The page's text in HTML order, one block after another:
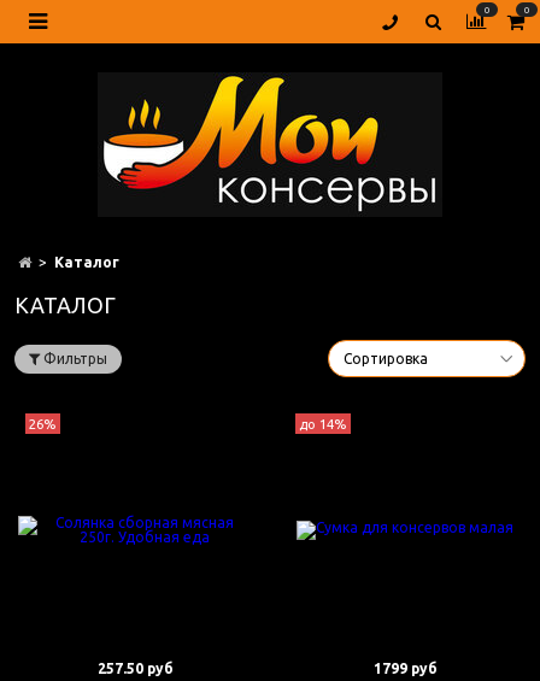
0 0
Каталог
КАТАЛОГ
Фильтры
26%
257.50 руб
до 14%
1799 руб